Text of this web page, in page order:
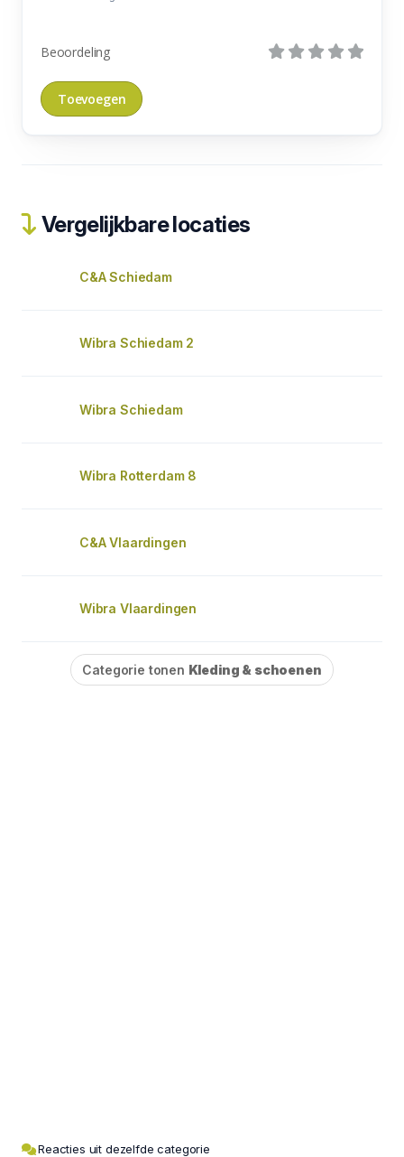
Beoordeling
Vergelijkbare locaties
C&A Schiedam
Wibra Schiedam 2
Wibra Schiedam
Wibra Rotterdam 8
C&A Vlaardingen
Wibra Vlaardingen
Categorie tonen Kleding & schoenen
Reacties uit dezelfde categorie